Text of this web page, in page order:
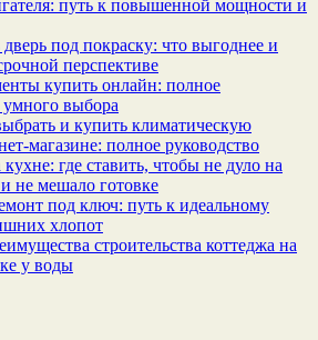
путь к повышенной мощности и
дверь под покраску: что выгоднее и
перспективе
купить онлайн: полное
умного выбора
и купить климатическую
полное руководство
где ставить, чтобы не дуло на
не мешало готовке
под ключ: путь к идеальному
хлопот
строительства коттеджа на
у воды